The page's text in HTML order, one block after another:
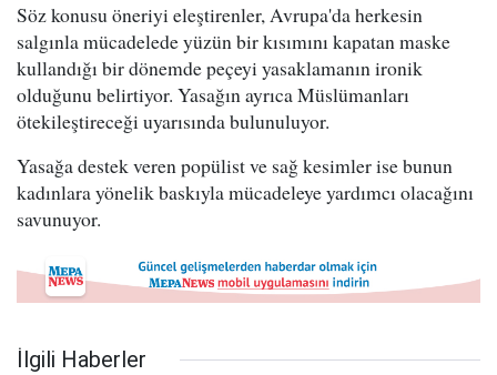
Söz konusu öneriyi eleştirenler, Avrupa'da herkesin
salgınla mücadelede yüzün bir kısımını kapatan maske
kullandığı bir dönemde peçeyi yasaklamanın ironik
olduğunu belirtiyor. Yasağın ayrıca Müslümanları
ötekileştireceği uyarısında bulunuluyor.
Yasağa destek veren popülist ve sağ kesimler ise bunun
kadınlara yönelik baskıyla mücadeleye yardımcı olacağını
savunuyor.
İlgili Haberler